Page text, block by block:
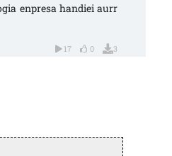
enpresa handiei aurr
17 0 3